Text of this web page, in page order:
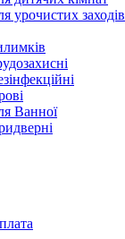
урочистих заходів
Ванної